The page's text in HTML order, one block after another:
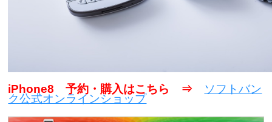
iPhone8 予約・購入はこちら ⇒ ソフトバン
ク公式オンラインショップ